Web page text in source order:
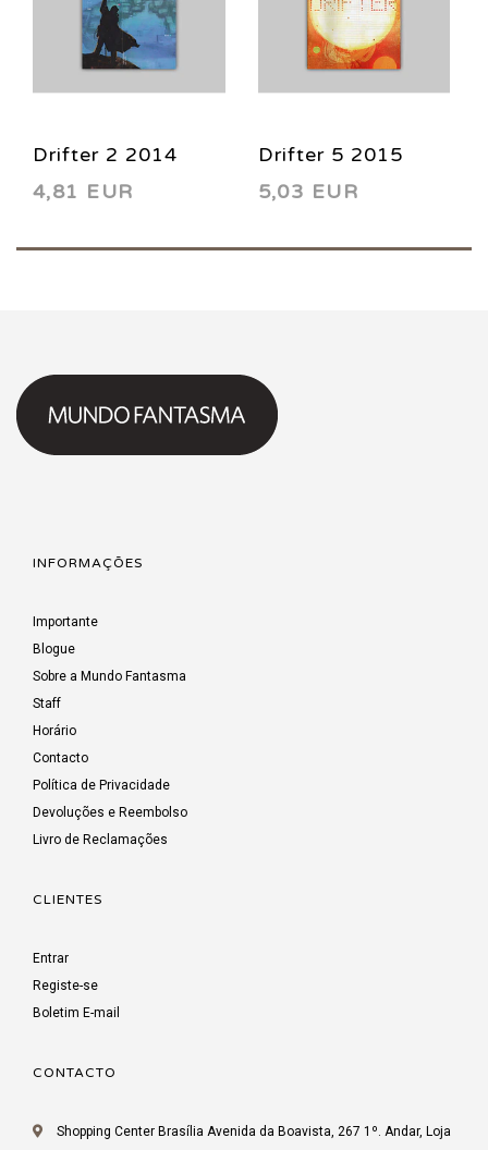
Drifter 2 2014
4,81 EUR
Drifter 5 2015
5,03 EUR
INFORMAÇÕES
Importante
Blogue
Sobre a Mundo Fantasma
Staff
Horário
Contacto
Política de Privacidade
Devoluções e Reembolso
Livro de Reclamações
CLIENTES
Entrar
Registe-se
Boletim E-mail
CONTACTO
Shopping Center Brasília Avenida da Boavista, 267 1º. Andar, Loja